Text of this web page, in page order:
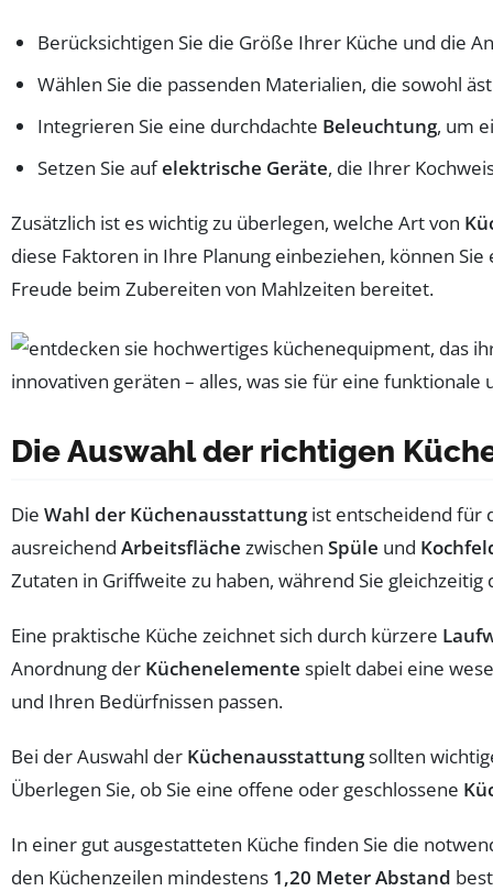
Berücksichtigen Sie die Größe Ihrer Küche und die
Wählen Sie die passenden Materialien, die sowohl
Integrieren Sie eine durchdachte Beleuchtung, um
Setzen Sie aufelektrische Geräte, die Ihrer
Zusätzlich ist es wichtig zu überlegen, welche Art von
diese Faktoren in Ihre Planung einbeziehen, können
Freude beim Zubereiten von Mahlzeiten bereitet.
Die Auswahl der richtigen
Die Wahl der Küchenausstattungist entscheidend für
ausreichend Arbeitsfläche zwischen Spüle und
Zutaten in Griffweite zu haben, während Sie gleichzeitig
Eine praktische Küche zeichnet sich durch kürzere
Anordnung der Küchenelemente spielt dabei eine
und Ihren Bedürfnissen passen.
Bei der Auswahl der Küchenausstattungsollten
Überlegen Sie, ob Sie eine offene oder geschlossene
In einer gut ausgestatteten Küche finden Sie die
den Küchenzeilen mindestens 1,20 Meter Abstand